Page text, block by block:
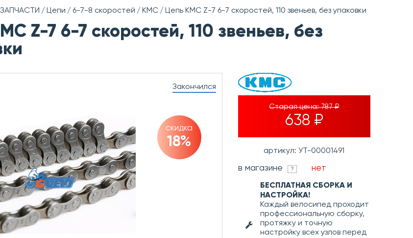
Цепи 6-7-8 скоростей KMC Цепь KMC Z-7 6-7 cкоростей, 110 звеньев, без упаковки
Z-7 6-7 cкоростей, 110 звеньев, без
Закончился
скидка
18%
Старая цена:787 ₽
638 ₽
артикул: УТ-00001491
в магазине ? нет
БЕСПЛАТНАЯ СБОРКА И
НАСТРОЙКА!
Каждый велосипед проходит
профессиональную сборку,
протяжку и точную
настройку всех узлов перед